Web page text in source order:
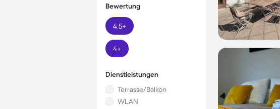
Bewertung
4,5+
4+
Dienstleistungen
Terrasse/Balkon
WLAN